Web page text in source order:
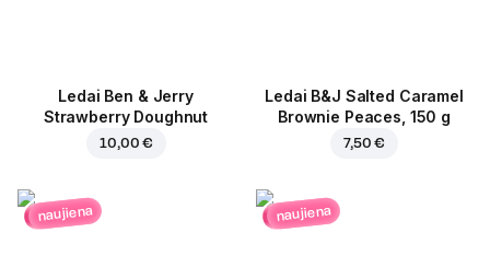
Ledai Ben & Jerry
Strawberry Doughnut
10,00 €
Ledai B&J Salted Caramel
Brownie Peaces, 150 g
7,50 €
naujiena naujiena